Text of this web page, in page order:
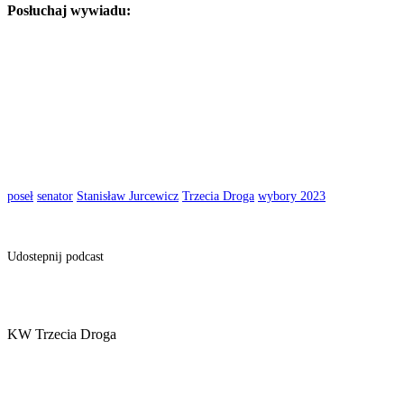
Posłuchaj wywiadu:
poseł senator Stanisław Jurcewicz Trzecia Droga wybory 2023
Udostepnij podcast
KW Trzecia Droga